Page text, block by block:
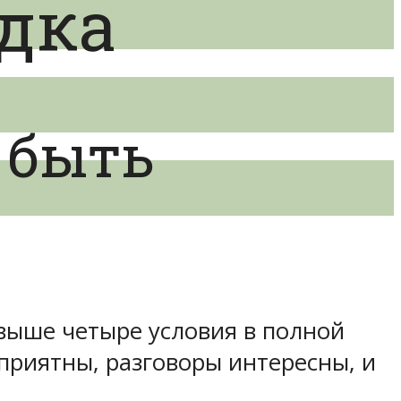
четыре условия в полной
разговоры интересны, и